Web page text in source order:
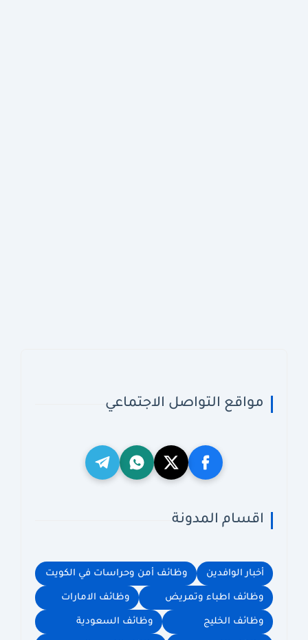
مواقع التواصل الاجتماعي
اقسام المدونة
أخبار الوافدين وظائف أمن وحراسات في الكويت
وظائف اطباء وتمريض وظائف الامارات
وظائف الخليج وظائف السعودية